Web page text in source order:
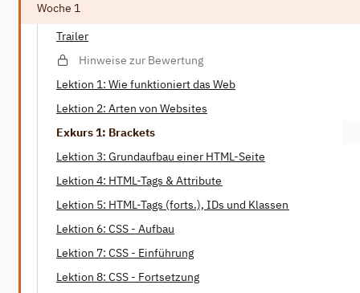
Woche 1
Trailer
Hinweise zur Bewertung
Lektion 1: Wie funktioniert das Web
Lektion 2: Arten von Websites
Exkurs 1: Brackets
Lektion 3: Grundaufbau einer HTML-Seite
Lektion 4: HTML-Tags & Attribute
Lektion 5: HTML-Tags (forts.), IDs und Klassen
Lektion 6: CSS - Aufbau
Lektion 7: CSS - Einführung
Lektion 8: CSS - Fortsetzung